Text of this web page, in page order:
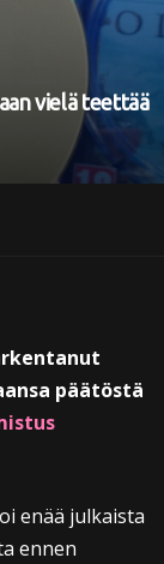
vielä teettää
päätöstä
enää julkaista
ennen